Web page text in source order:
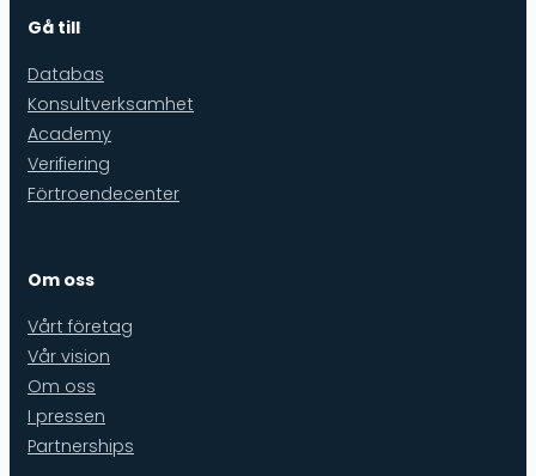
Gå till
Databas
Konsultverksamhet
Academy
Verifiering
Förtroendecenter
Om oss
Vårt företag
Vår vision
Om oss
I pressen
Partnerships